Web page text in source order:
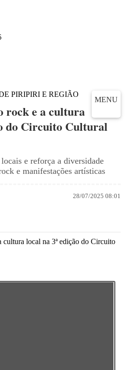
MENU
PIRIPIRI E REGIÃO
e a cultura
do Circuito Cultural
e reforça a diversidade
e manifestações artísticas
28/07/2025 08:01